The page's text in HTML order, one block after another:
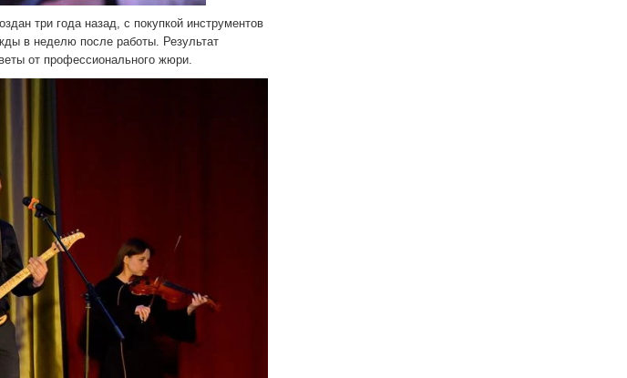
три года на­зад, с покупкой инструмен­тов
в неделю после рабо­ты. Результат
от профес­сионального жюри.